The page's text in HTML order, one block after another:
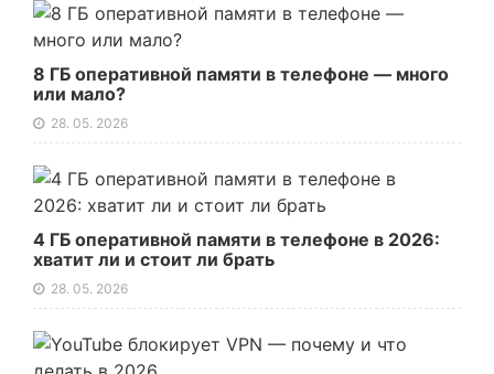
8 ГБ оперативной памяти в телефоне — много
или мало?
28. 05. 2026
4 ГБ оперативной памяти в телефоне в 2026:
хватит ли и стоит ли брать
28. 05. 2026